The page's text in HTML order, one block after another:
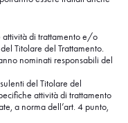
attività di trattamento e/o
Titolare del Trattamento.
nominati responsabili del
del Titolare del
attività di trattamento
a norma dell’art. 4 punto,